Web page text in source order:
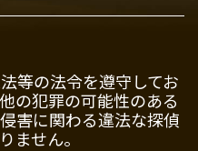
等の法令を遵守してお
の犯罪の可能性のある
害に関わる違法な探偵
ません。